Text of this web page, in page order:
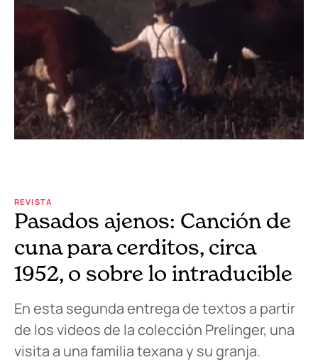
REVISTA
Pasados ajenos: Canción de
cuna para cerditos, circa
1952, o sobre lo intraducible
En esta segunda entrega de textos a partir
de los videos de la colección Prelinger, una
visita a una familia texana y su granja.